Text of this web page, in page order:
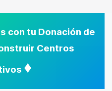
con tu Donación de
Centros
♦